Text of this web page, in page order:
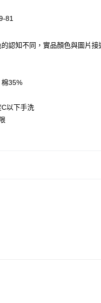
行
中國信託商業銀行
含以上)免運費
含以上)免運費
含以上)免運費
81
認知不同，實品顏色與圖片接
35%
以下手洗